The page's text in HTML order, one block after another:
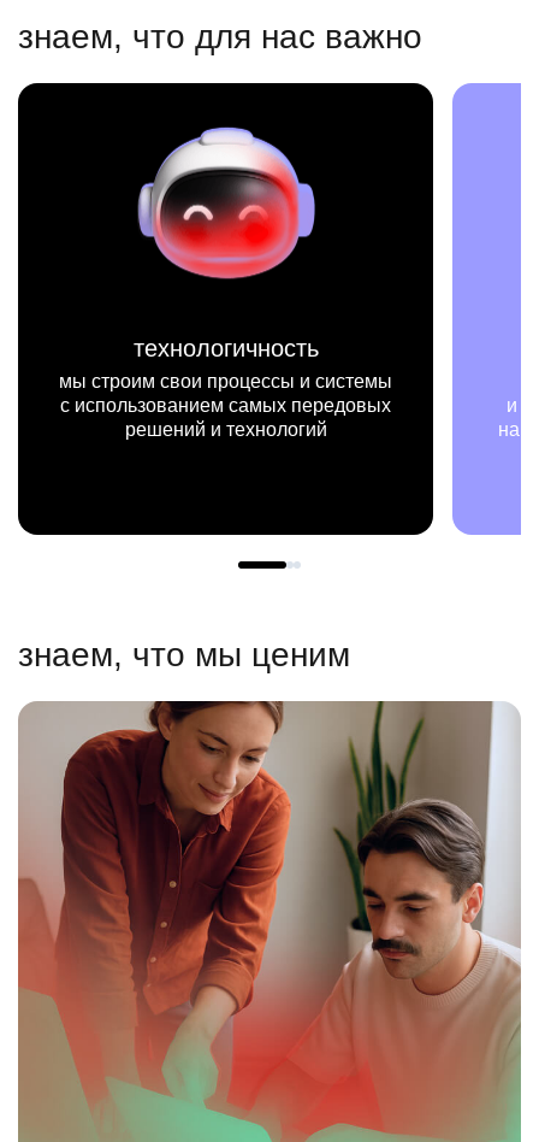
знаем, что для нас важно
миссия
мы на конкретных цифрах
и примерах видим, как результаты
нашей работы меняют жизни людей
знаем, что мы ценим